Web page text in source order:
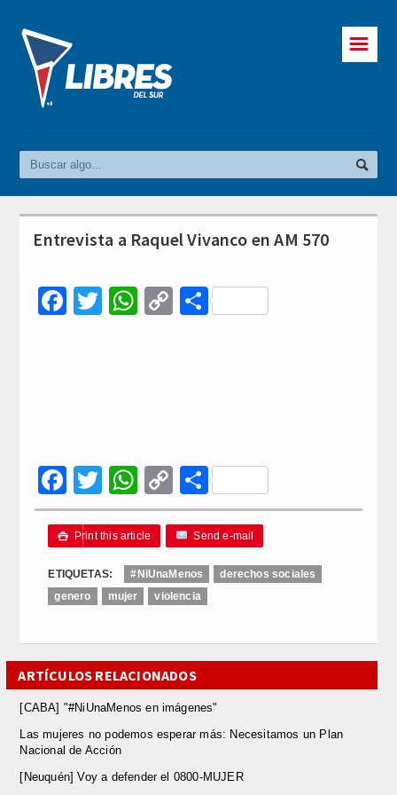
☰
Entrevista a Raquel Vivanco en AM 570
Facebook
Twitter
WhatsApp
CopyCompartir
Facebook
Twitter
WhatsApp
Copy
Link
Compartir
 Print this article Send e-mail
ETIQUETAS: #NiUnaMenos
derechos sociales
genero
mujer violencia
ARTÍCULOS RELACIONADOS
[CABA] "#NiUnaMenos en imágenes"
Las mujeres no podemos esperar más: Necesitamos un Plan
Nacional de Acción
[Neuquén] Voy a defender el 0800-MUJER